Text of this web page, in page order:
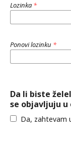
Lozinka *
Ponovi lozinku *
Da li biste
se objavljuju u
Da, zahtevam